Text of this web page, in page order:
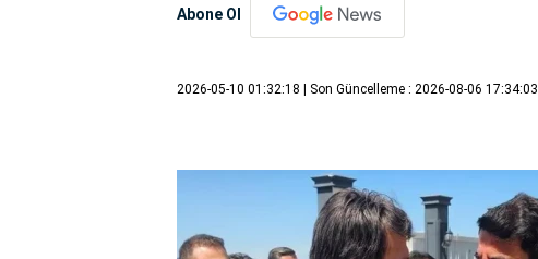
Abone Ol
2026-05-10 01:32:18 | Son Güncelleme : 2026-08-06 17:34:03